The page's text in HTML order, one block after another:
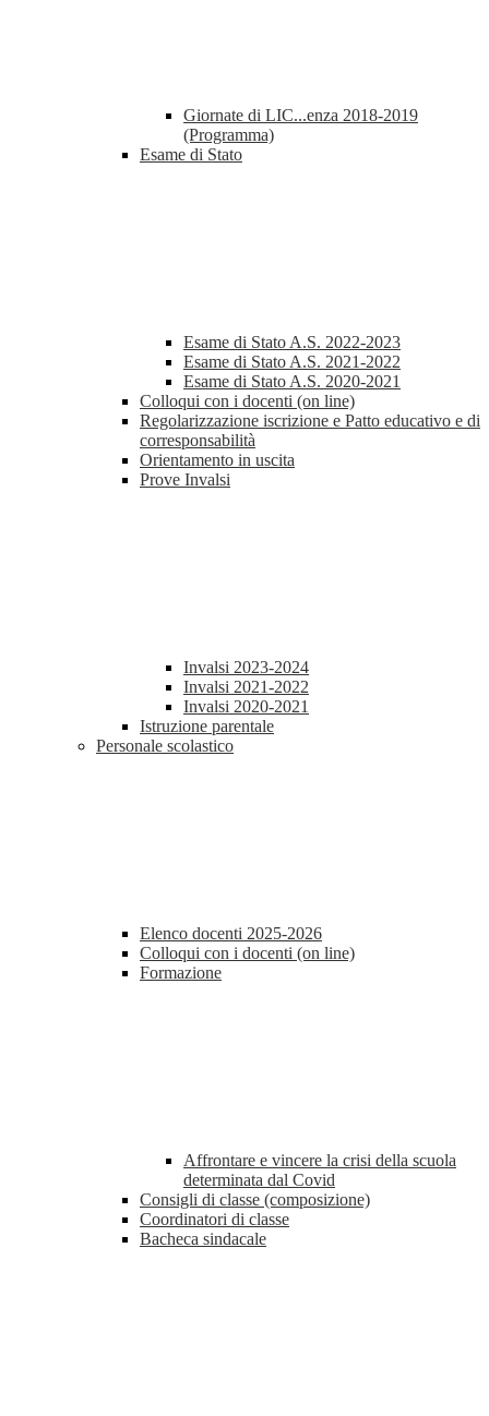
Giornate di LIC...enza 2018-2019
(Programma)
Esame di Stato
Esame di Stato A.S. 2022-2023
Esame di Stato A.S. 2021-2022
Esame di Stato A.S. 2020-2021
Colloqui con i docenti (on line)
Regolarizzazione iscrizione e Patto educativo e di
corresponsabilità
Orientamento in uscita
Prove Invalsi
Invalsi 2023-2024
Invalsi 2021-2022
Invalsi 2020-2021
Istruzione parentale
Personale scolastico
Elenco docenti 2025-2026
Colloqui con i docenti (on line)
Formazione
Affrontare e vincere la crisi della scuola
determinata dal Covid
Consigli di classe (composizione)
Coordinatori di classe
Bacheca sindacale